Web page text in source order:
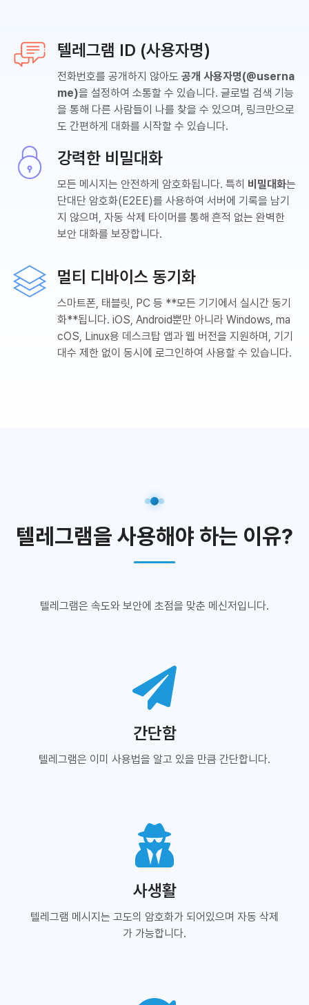
텔레그램 ID (사용자명)
전화번호를 공개하지 않아도 공개 사용자명(@userna
me)을 설정하여 소통할 수 있습니다. 글로벌 검색 기능
을 통해 다른 사람들이 나를 찾을 수 있으며, 링크만으로
도 간편하게 대화를 시작할 수 있습니다.
강력한 비밀대화
모든 메시지는 안전하게 암호화됩니다. 특히 비밀대화는
단대단 암호화(E2EE)를 사용하여 서버에 기록을 남기
지 않으며, 자동 삭제 타이머를 통해 흔적 없는 완벽한
보안 대화를 보장합니다.
멀티 디바이스 동기화
스마트폰, 태블릿, PC 등 **모든 기기에서 실시간 동기
화**됩니다. iOS, Android뿐만 아니라 Windows, ma
cOS, Linux용 데스크탑 앱과 웹 버전을 지원하며, 기기
대수 제한 없이 동시에 로그인하여 사용할 수 있습니다.
텔레그램을 사용해야 하는 이유?
텔레그램은 속도와 보안에 초점을 맞춘 메신저입니다.
간단함
텔레그램은 이미 사용법을 알고 있을 만큼 간단합니다.
사생활
텔레그램 메시지는 고도의 암호화가 되어있으며 자동 삭제
가 가능합니다.